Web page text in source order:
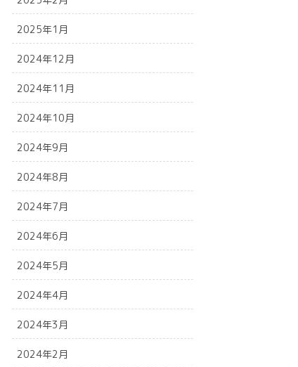
2025年1月
2024年12月
2024年11月
2024年10月
2024年9月
2024年8月
2024年7月
2024年6月
2024年5月
2024年4月
2024年3月
2024年2月